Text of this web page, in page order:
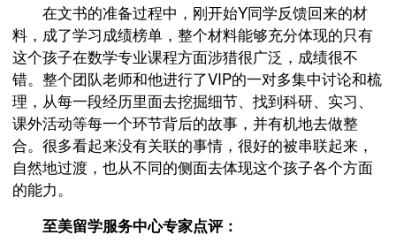
在文书的准备过程中，刚开始Y同学反馈回来的材
料，成了学习成绩榜单，整个材料能够充分体现的只有
这个孩子在数学专业课程方面涉猎很广泛，成绩很不
错。整个团队老师和他进行了VIP的一对多集中讨论和梳
理，从每一段经历里面去挖掘细节、找到科研、实习、
课外活动等每一个环节背后的故事，并有机地去做整
合。很多看起来没有关联的事情，很好的被串联起来，
自然地过渡，也从不同的侧面去体现这个孩子各个方面
的能力。
至美留学服务中心专家点评：